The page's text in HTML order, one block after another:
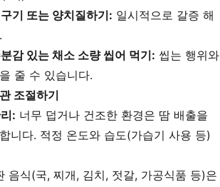
기 또는 양치질하기: 일시적으로 갈증 해
감 있는 채소 소량 씹어 먹기: 씹는 행위와
줄 수 있습니다.
조절하기
: 너무 덥거나 건조한 환경은 땀 배출을
니다. 적정 온도와 습도(가습기 사용 등)
음식(국, 찌개, 김치, 젓갈, 가공식품 등)은